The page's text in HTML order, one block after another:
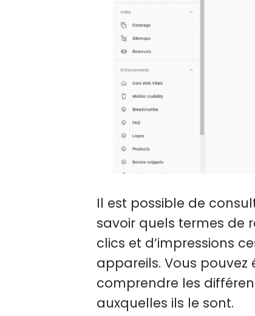
Il est possible de
savoir quels termes de
clics et d’impressions
appareils. Vous
comprendre les
auxquelles ils le sont.